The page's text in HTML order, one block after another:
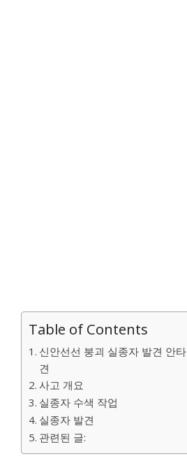
Table of Contents
신안선선 붕괴 실종자 발견 안
견
사고 개요
실종자 수색 작업
실종자 발견
관련된 글: